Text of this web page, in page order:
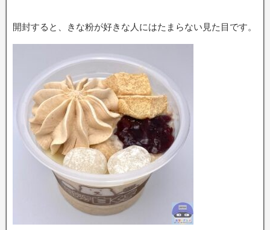
開封すると、きな粉が好きな人にはたまらない見た目です。